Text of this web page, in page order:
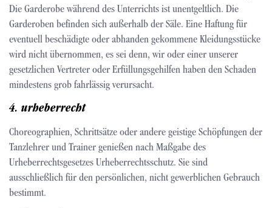
Die Garderobe während des Unterrichts ist unentgeltlich. Die
Garderoben befinden sich außerhalb der Säle. Eine Haftung für
eventuell beschädigte oder abhanden gekommene Kleidungsstücke
wird nicht übernommen, es sei denn, wir oder einer unserer
gesetzlichen Vertreter oder Erfüllungsgehilfen haben den Schaden
mindestens grob fahrlässig verursacht.
4. urheberrecht
Choreographien, Schrittsätze oder andere geistige Schöpfungen der
Tanzlehrer und Trainer genießen nach Maßgabe des
Urheberrechtsgesetzes Urheberrechtsschutz. Sie sind
ausschließlich für den persönlichen, nicht gewerblichen Gebrauch
bestimmt.